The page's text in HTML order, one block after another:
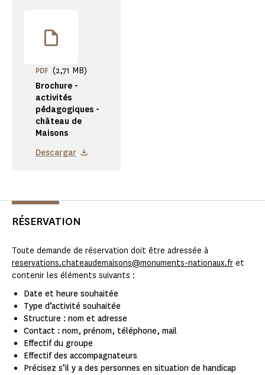
Brochure -
activités
pédagogiques -
château de
Maisons
PDF (2,71 MB)
Descargar
RÉSERVATION
Toute demande de réservation doit être adressée à
reservations.chateaudemaisons@monuments-nationaux.fr et
contenir les éléments suivants :
Date et heure souhaitée
Type d’activité souhaitée
Structure : nom et adresse
Contact : nom, prénom, téléphone, mail
Effectif du groupe
Effectif des accompagnateurs
Précisez s’il y a des personnes en situation de handicap